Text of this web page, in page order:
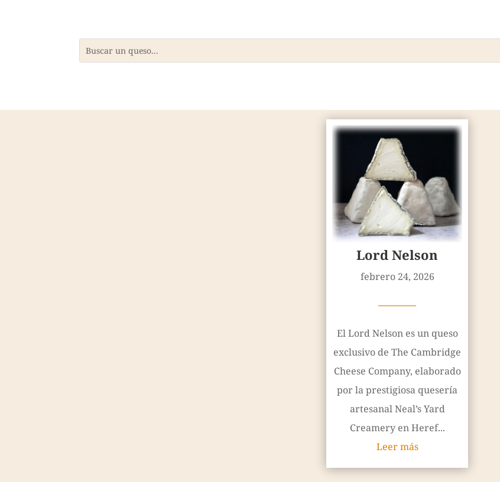
Lord Nelson
febrero 24, 2026
————
El Lord Nelson es un queso
exclusivo de The Cambridge
Cheese Company, elaborado
por la prestigiosa quesería
artesanal Neal’s Yard
Creamery en Heref...
Leer más